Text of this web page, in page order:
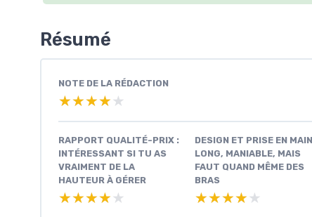
Résumé
NOTE DE LA RÉDACTION
★★★★★
★★★★★
RAPPORT QUALITÉ-PRIX :
INTÉRESSANT SI TU AS
VRAIMENT DE LA
HAUTEUR À GÉRER
★★★★★
★★★★★
DESIGN ET PRISE EN
LONG, MANIABLE, MAIS
FAUT QUAND MÊME DES
BRAS
★★★★★
★★★★★